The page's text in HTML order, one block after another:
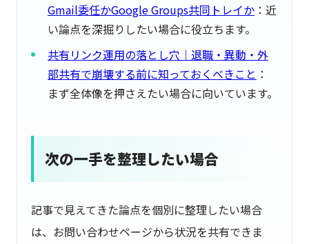
Gmail委任かGoogle Groups共同トレイか ：近
い論点を深掘りしたい場合に役立ちます。
共有リンク運用の落とし穴｜退職・異動・外
部共有で崩壊する前に知っておくべきこと ：
まず全体像を押さえたい場合に向いています。
次の一手を整理したい場合
記事で見えてきた論点を個別に整理したい場合
は、お問い合わせページから状況を共有できま